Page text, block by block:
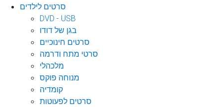
סרטים לילדים
DVD - USB
בגן של דודו
סרטים חינוכיים
סרטי מתח ודרמה
מלכהלי
מנוחה פוקס
קומדיה
סרטים לפעוטות